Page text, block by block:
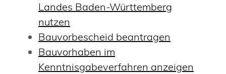
Landes Baden-Württemberg
nutzen
Bauvorbescheid beantragen
Bauvorhaben im
Kenntnisgabeverfahren anzeigen